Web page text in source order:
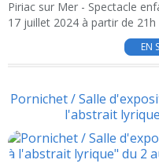
Piriac sur Mer - Spectacle
17 juillet 2024 à partir de
EN
Pornichet / Salle
l'abstrait